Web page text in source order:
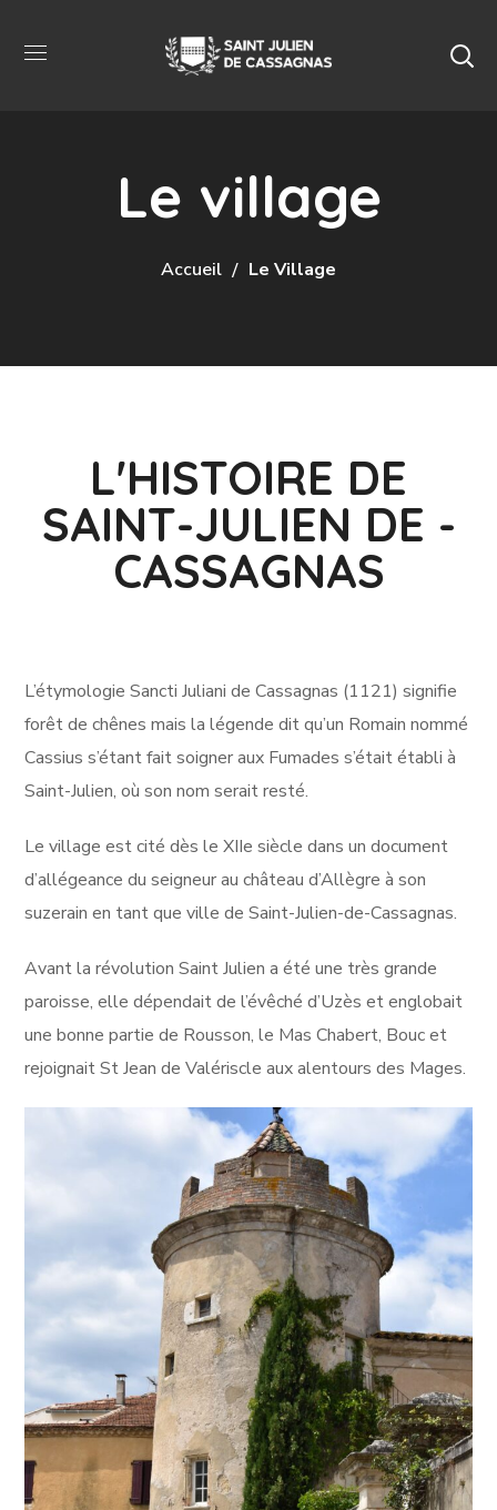
Le village
Accueil Le Village
L'HISTOIRE DE
SAINT-JULIEN DE -
CASSAGNAS
L’étymologie Sancti Juliani de Cassagnas (1121) signifie
forêt de chênes mais la légende dit qu’un Romain nommé
Cassius s’étant fait soigner aux Fumades s’était établi à
Saint-Julien, où son nom serait resté.
Le village est cité dès le XIIe siècle dans un document
d’allégeance du seigneur au château d’Allègre à son
suzerain en tant que ville de Saint-Julien-de-Cassagnas.
Avant la révolution Saint Julien a été une très grande
paroisse, elle dépendait de l’évêché d’Uzès et englobait
une bonne partie de Rousson, le Mas Chabert, Bouc et
rejoignait St Jean de Valériscle aux alentours des Mages.